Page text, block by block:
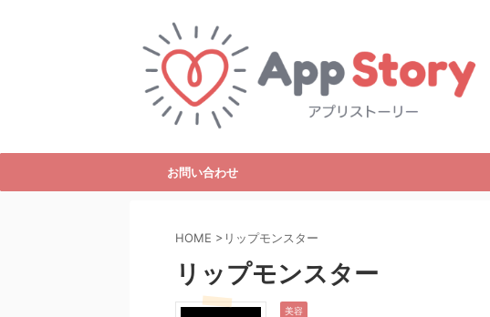
お問い合わせ
HOME > リップモンスター
リップモンスター
美容